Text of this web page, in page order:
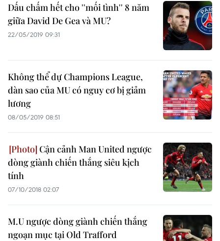
Dấu chấm hết cho ''mối tình'' 8 năm
giữa David De Gea và MU?
22/05/2019 09:31
Không thể dự Champions League,
dàn sao của MU có nguy cơ bị giảm
lương
08/05/2019 08:51
Cận cảnh Man United ngược
dòng giành chiến thắng siêu kịch
tính
07/10/2018 02:07
M.U ngược dòng giành chiến thắng
ngoạn mục tại Old Trafford